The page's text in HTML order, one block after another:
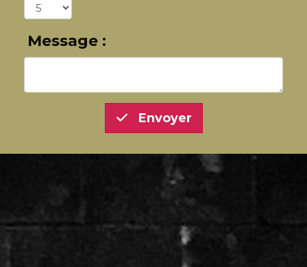
Message :
Envoyer